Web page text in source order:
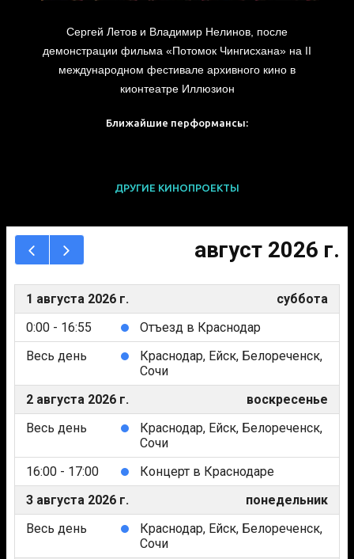
Сергей Летов и Владимир Нелинов, после
демонстрации фильма «Потомок Чингисхана» на II
международном фестивале архивного кино в
кионтеатре Иллюзион
Ближайшие перформансы:
ДРУГИЕ КИНОПРОЕКТЫ